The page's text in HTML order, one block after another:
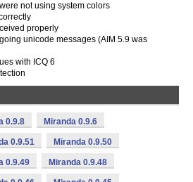
not using system colors
properly
unicode messages (AIM 5.9 was
with ICQ 6
0.9.8 Miranda 0.9.6
0.9.51 Miranda 0.9.50
0.9.49 Miranda 0.9.48